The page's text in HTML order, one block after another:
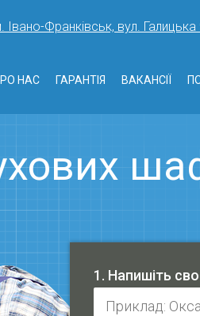
Івано-Франківськ, вул. Галицька
НАС ГАРАНТІЯ ВАКАНСІЇ
1. Напишіть